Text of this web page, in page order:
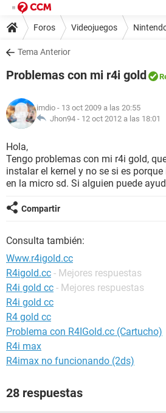
Foros Videojuegos
Tema Anterior
Problemas con mi r4i gold
imdio - 13 oct 2009 a las 20:55
Jhon94 - 12 oct 2012 a las 18:01
Hola,
Tengo problemas con mi r4i gold,
instalar el kernel y no se si es
en la micro sd. Si alguien puede
Compartir
Consulta también:
Www.r4igold.cc
R4igold.cc - Mejores respuestas
R4i gold cc - Mejores respuestas
R4i gold cc
R4 gold cc
Problema con R4IGold.cc (Cartucho)
R4i max
R4imax no funcionando (2ds)
28 respuestas